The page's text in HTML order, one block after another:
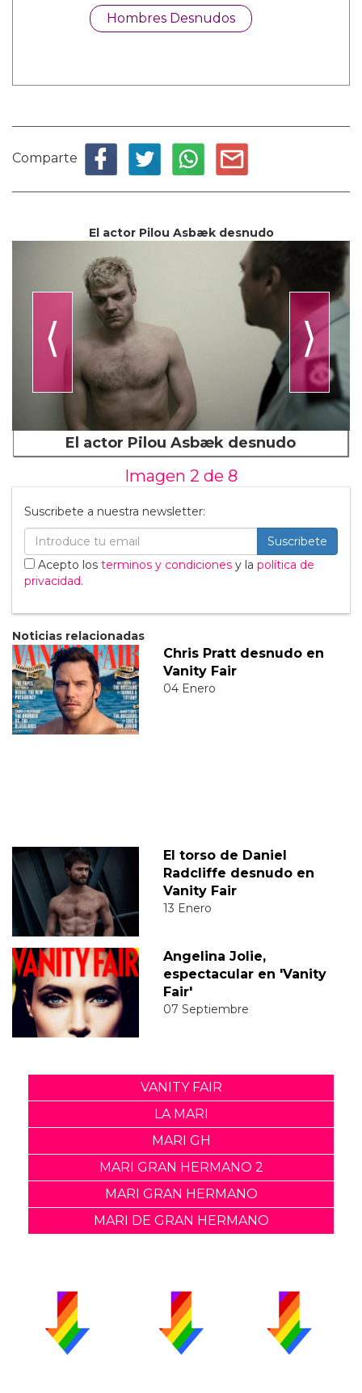
Hombres Desnudos
Comparte
El actor Pilou Asbæk desnudo
⟨ ⟩
El actor Pilou Asbæk desnudo
Imagen 2 de 8
Suscribete a nuestra newsletter:
Suscribete
Acepto los terminos y condiciones y la política de
privacidad.
Noticias relacionadas
Chris Pratt desnudo en
Vanity Fair
04 Enero
El torso de Daniel
Radcliffe desnudo en
Vanity Fair
13 Enero
Angelina Jolie,
espectacular en 'Vanity
Fair'
07 Septiembre
VANITY FAIR
LA MARI
MARI GH
MARI GRAN HERMANO 2
MARI GRAN HERMANO
MARI DE GRAN HERMANO